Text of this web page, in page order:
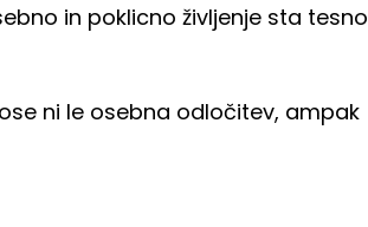
in poklicno življenje sta tesno
ni le osebna odločitev, ampak